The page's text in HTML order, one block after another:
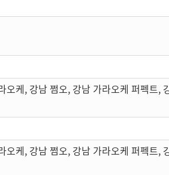
오케, 강남 쩜오, 강남 가라오케 퍼펙트,
오케, 강남 쩜오, 강남 가라오케 퍼펙트,